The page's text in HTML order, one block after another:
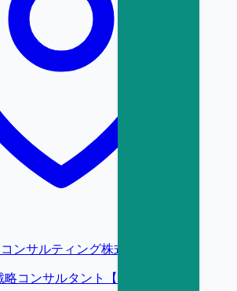
ンサルティング株式会社
コンサルタント【大阪】